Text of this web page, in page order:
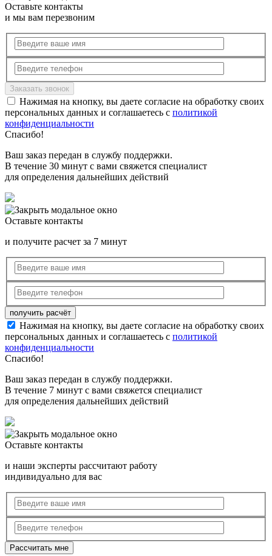
Оставьте контакты
и мы вам перезвоним
Нажимая на кнопку, вы даете согласие на обработку своих
персональных данных и соглашаетесь с политикой
конфиденциальности
Спасибо!
Ваш заказ передан в службу поддержки.
В течение 30 минут с вами свяжется специалист
для определения дальнейших действий
Оставьте контакты
и получите расчет за 7 минут
Нажимая на кнопку, вы даете согласие на обработку своих
персональных данных и соглашаетесь с политикой
конфиденциальности
Спасибо!
Ваш заказ передан в службу поддержки.
В течение 7 минут с вами свяжется специалист
для определения дальнейших действий
Оставьте контакты
и наши эксперты рассчитают работу
индивидуально для вас